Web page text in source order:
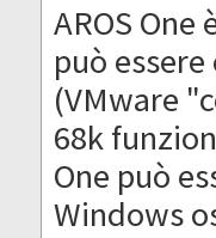
AROS
può
(VMware
68k
One può
Windows